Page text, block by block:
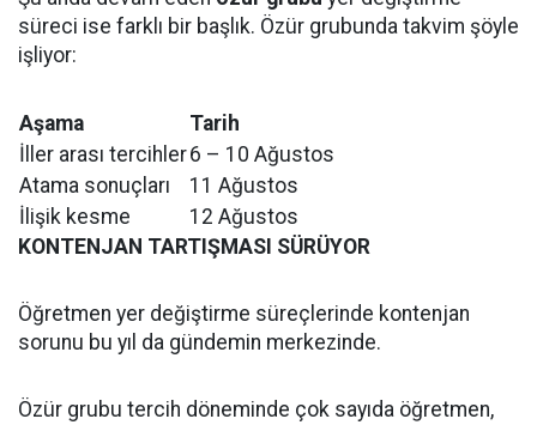
süreci ise farklı bir başlık. Özür grubunda takvim şöyle
işliyor:
Aşama
Tarih
İller arası tercihler6 – 10 Ağustos
Atama sonuçları
11 Ağustos
İlişik kesme
12 Ağustos
KONTENJAN TARTIŞMASI SÜRÜYOR
Öğretmen yer değiştirme süreçlerinde kontenjan
sorunu bu yıl da gündemin merkezinde.
Özür grubu tercih döneminde çok sayıda öğretmen,